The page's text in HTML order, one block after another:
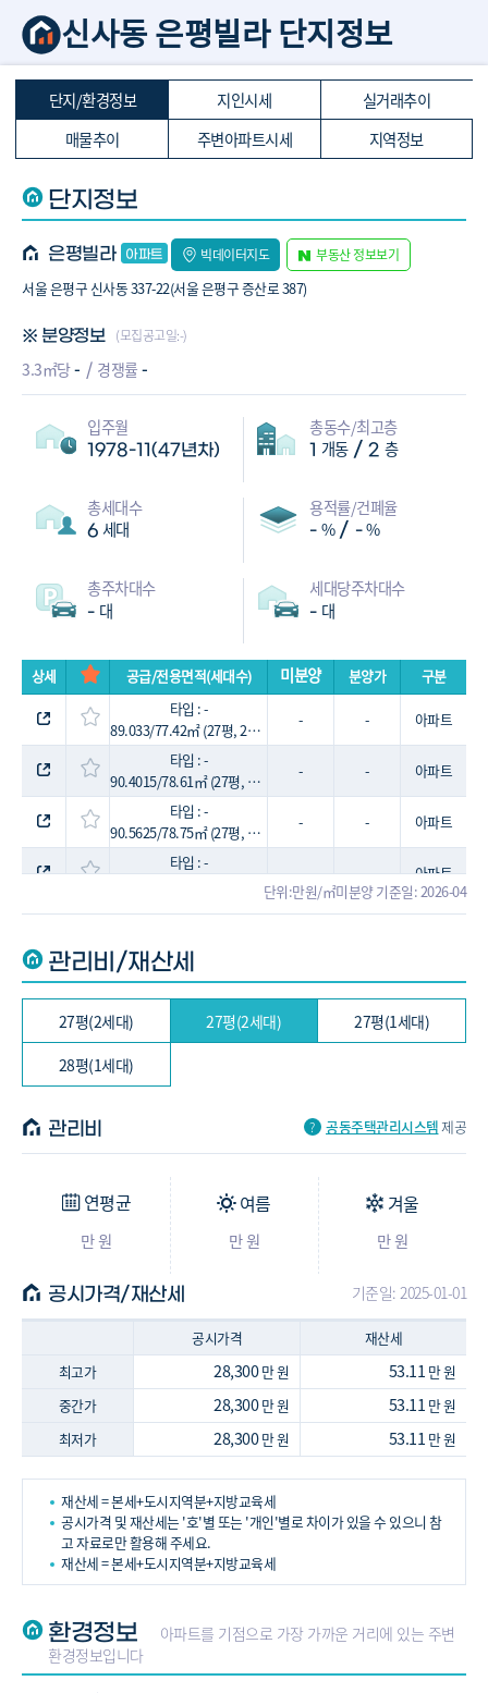
신사동 은평빌라 단지정보
단지/환경정보 지인시세
실거래추이
매물추이
주변아파트시세 지역정보
단지정보
은평빌라 빅데이터지도 부동산 정보보기
서울 은평구 신사동 337-22(서울 은평구 증산로 387)
※ 분양정보 (모집공고일:-)
3.3㎡당- 경쟁률 -
입주월
1978-11(47년차)
총동수/최고층
1 개동 / 2 층
총세대수
6 세대
용적률/건폐율
- % / -%
총주차대수
- 대
세대당주차대수
- 대
상세 공급/전용면적(세대수) 미분양 분양가
구분
타입 : -
89.033/77.42㎡ (27평, 2세대)
- -
아파트
타입 : -
90.4015/78.61㎡ (27평, 2세대)
- -
아파트
타입 : -
90.5625/78.75㎡ (27평, 1세대)
- -
아파트
타입 : -
- -
아파트
단위:만원/㎡미분양 기준일: 2026-04
관리비/재산세
27평(2세대) 27평(2세대)
27평(1세대)
28평(1세대)
관리비 공동주택관리시스템제공
연평균
만 원
여름
만 원
겨울
만 원
공시가격/재산세 기준일: 2025-01-01
공시가격
재산세
최고가
28,300만 원 53.11 만 원
중간가
28,300만 원 53.11 만 원
최저가
28,300만 원 53.11 만 원
재산세 = 본세+도시지역분+지방교육세
공시가격 및 재산세는 '호'별 또는 '개인'별로 차이가 있을 수 있으니 참
고 자료로만 활용해 주세요.
재산세 = 본세+도시지역분+지방교육세
환경정보
아파트를 기점으로 가장 가까운 거리에 있는 주변
환경정보입니다